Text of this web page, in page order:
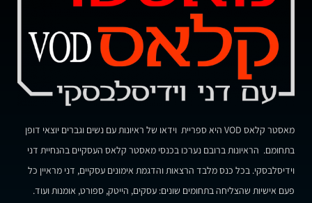
מאסטר קלאס VOD היא ספריית וידאו של ראיונות עם נשים וגברים יוצאי דופן
בתחומם. הראיונות ברובם נערכו בכנסי מאסטר קלאס העסקיים בהנחיית דני
וידיסלבסקי. בכל כנס מלבד הרצאות והדגמת אימונים עסקיים, דני מראיין כל
פעם אישיות שהצליחה בתחומים שונים: עסקים, הייטק, ספורט, אומנות ועוד.